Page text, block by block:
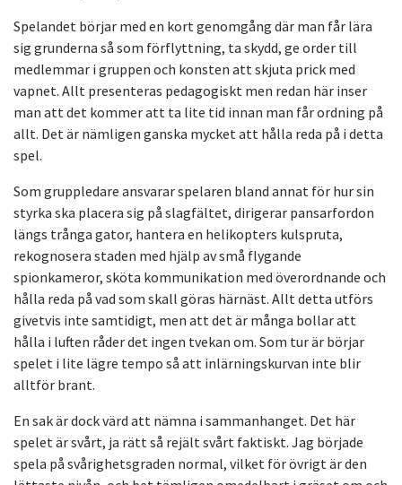
Spelandet börjar med en kort genomgång där man får lära
sig grunderna så som förflyttning, ta skydd, ge order till
medlemmar i gruppen och konsten att skjuta prick med
vapnet. Allt presenteras pedagogiskt men redan här inser
man att det kommer att ta lite tid innan man får ordning på
allt. Det är nämligen ganska mycket att hålla reda på i detta
spel.
Som gruppledare ansvarar spelaren bland annat för hur sin
styrka ska placera sig på slagfältet, dirigerar pansarfordon
längs trånga gator, hantera en helikopters kulspruta,
rekognosera staden med hjälp av små flygande
spionkameror, sköta kommunikation med överordnande och
hålla reda på vad som skall göras härnäst. Allt detta utförs
givetvis inte samtidigt, men att det är många bollar att
hålla i luften råder det ingen tvekan om. Som tur är börjar
spelet i lite lägre tempo så att inlärningskurvan inte blir
alltför brant.
En sak är dock värd att nämna i sammanhanget. Det här
spelet är svårt, ja rätt så rejält svårt faktiskt. Jag började
spela på svårighetsgraden normal, vilket för övrigt är den